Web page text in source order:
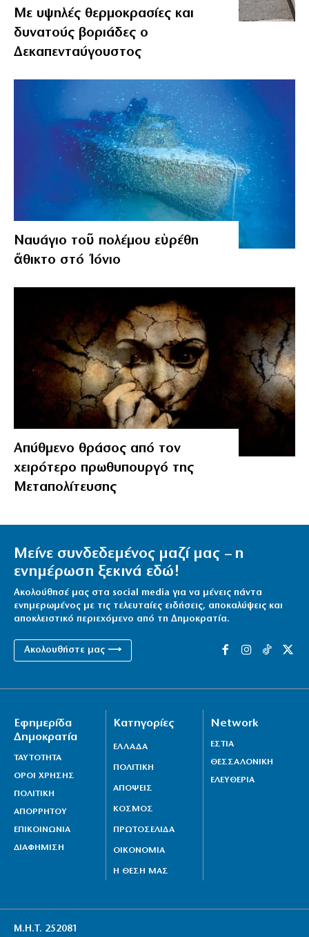
Με υψηλές θερμοκρασίες και
δυνατούς βοριάδες ο
Δεκαπενταύγουστος
Ναυάγιο τοῦ πολέμου εὑρέθη
ἄθικτο στό Ἰόνιο
Απύθμενο θράσος από τον
χειρότερο πρωθυπουργό της
Μεταπολίτευσης
Μείνε συνδεδεμένος μαζί μας – η
ενημέρωση ξεκινά εδώ!
Ακολούθησέ μας στα social media για να μένεις πάντα
ενημερωμένος με τις τελευταίες ειδήσεις, αποκαλύψεις και
αποκλειστικό περιεχόμενο από τη Δημοκρατία.
Ακολουθήστε μας ⟶
Εφημερίδα
Δημοκρατία
ΤΑΥΤΟΤΗΤΑ
ΟΡΟΙ ΧΡΗΣΗΣ
ΠΟΛΙΤΙΚΗ
ΑΠΟΡΡΗΤΟΥ
ΕΠΙΚΟΙΝΩΝΙΑ
ΔΙΑΦΗΜΙΣΗ
Κατηγορίες
ΕΛΛΑΔΑ
ΠΟΛΙΤΙΚΗ
ΑΠΟΨΕΙΣ
ΚΟΣΜΟΣ
ΠΡΩΤΟΣΕΛΙΔΑ
ΟΙΚΟΝΟΜΙΑ
Η ΘΕΣΗ ΜΑΣ
Network
ΕΣΤΙΑ
ΘΕΣΣΑΛΟΝΙΚΗ
ΕΛΕΥΘΕΡΙΑ
Μ.Η.Τ. 252081